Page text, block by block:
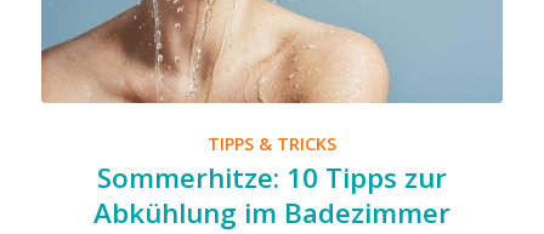
TIPPS & TRICKS
Sommerhitze: 10 Tipps zur
Abkühlung im Badezimmer